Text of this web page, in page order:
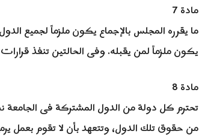
مادة 7
ما يقرره المجلس بالإجماع يكون ملزماً لجميع
يكون ملزماً لمن يقبله. وفى الحالتين تنفذ
مادة 8
تحترم كل دولة من الدول المشتركة فى الجامعة
من حقوق تلك الدول، وتتعهد بأن لا تقوم بعمل